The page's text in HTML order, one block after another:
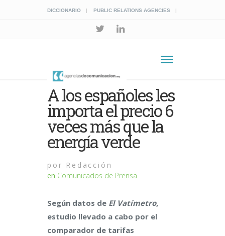
DICCIONARIO PUBLIC RELATIONS AGENCIES
A los españoles les
importa el precio 6
veces más que la
energía verde
por Redacción
en Comunicados de Prensa
Según datos de El Vatímetro,
estudio llevado a cabo por el
comparador de tarifas